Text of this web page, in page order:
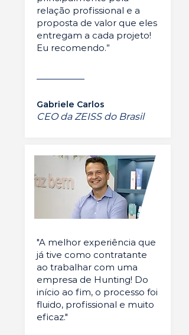
relação profissional e a
proposta de valor que eles
entregam a cada projeto!
Eu recomendo.”
Gabriele Carlos
CEO da ZEISS do Brasil
"A melhor experiência que
já tive como contratante
ao trabalhar com uma
empresa de Hunting! Do
início ao fim, o processo foi
fluido, profissional e muito
eficaz."